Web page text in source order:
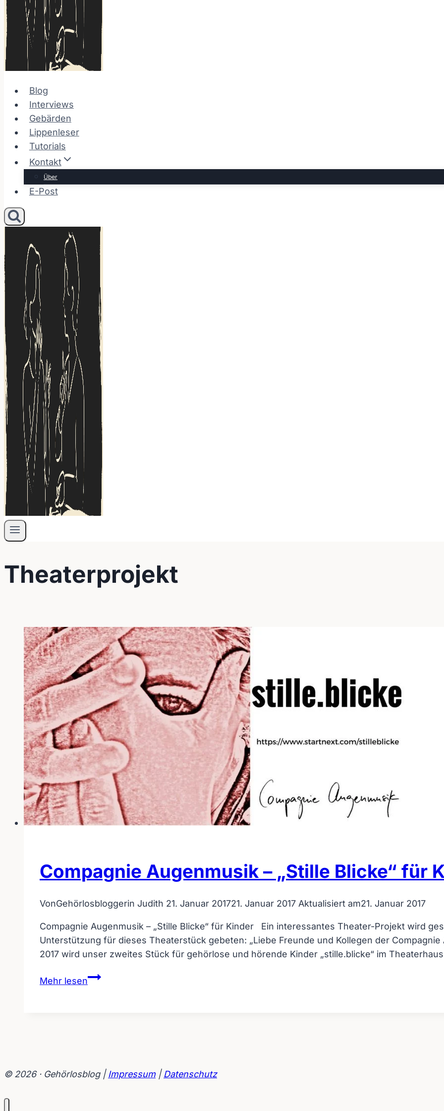
Blog
Interviews
Gebärden
Lippenleser
Tutorials
Kontakt
Über
E-Post
Theaterprojekt
Compagnie Augenmusik – „Stille Blicke“ für
VonGehörlosbloggerin Judith 21. Januar 201721. Januar 2017 Aktualisiert am21. Januar 2017
Compagnie Augenmusik – „Stille Blicke“ für Kinder Ein interessantes Theater-Projekt wird
Unterstützung für dieses Theaterstück gebeten: „Liebe Freunde und Kollegen der
2017 wird unser zweites Stück für gehörlose und hörende Kinder „stille.blicke“ im
Mehr lesenCompagnie
© 2026 · Gehörlosblog | Impressum| Datenschutz